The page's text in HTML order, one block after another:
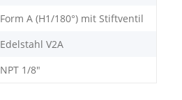
Form A (H1/180°) mit Stiftventil
Edelstahl V2A
NPT 1/8"